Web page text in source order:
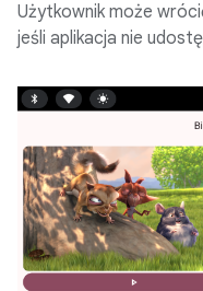
Użytkownik może
jeśli aplikacja nie